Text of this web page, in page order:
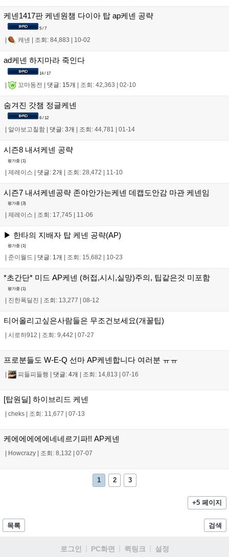
케넨1417판 케넨원챔 다이아 탑 ap케넨 공략
5 / 7
캐넨 조회: 84,883 10-02
ad케넨 하지마라 죽인다
14 / 17
| 꼬마동전 | 댓글: 15개 | 조회: 42,363 | 02-10
숨겨진 갓챔 정글케넨
6 / 12
알아보고칠함 댓글: 3개 조회: 44,781 01-14
시즌8 내셔케넨 공략
평가중 (1)
| 제레이스 | 댓글: 2개 | 조회: 28,472 | 11-10
시즌7 내셔케넨공략 존야안가는케넨 데캡도안감 마관 케넨임
평가중 (3)
제레이스 조회: 17,745 11-06
▶ 한타의 지배자 탑 케넨 공략(AP)
평가중 (1)
준이월드 댓글: 1개 조회: 15,682 10-23
*초간단* 미드 AP케넨 (허접,시시,실망)주의, 팁같은것 미포함
평가중 (1)
| 진한폭딜진 | 조회: 13,277 | 08-12
티어올리고싶은사람들은 무조건보세요(개꿀팁)
| 시로하912 | 조회: 9,442 | 07-27
프로분들도 W-E-Q 선마 AP케넨합니다 여러분 ㅠㅠ
| 피들피들행 | 댓글: 4개 | 조회: 14,813 | 07-16
[탑원딜] 하이브리드 케넨
| cheks | 조회: 11,677 | 07-13
케에에에에에네네르기파!! AP케넨
| Howcrazy | 조회: 8,132 | 07-07
1 2 3
+5 페이지
목록 검색
로그인 PC화면 퀵링크 설정